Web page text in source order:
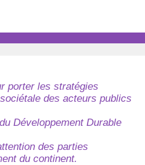
porter les stratégies
des acteurs publics
Développement Durable
des parties
du continent.